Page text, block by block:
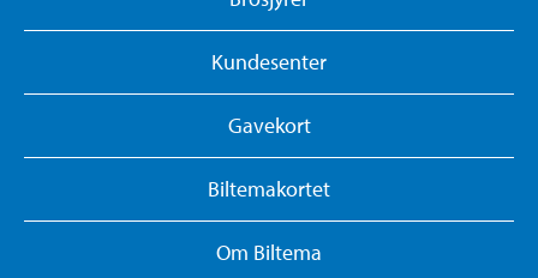
Kundesenter
Gavekort
Biltemakortet
Om Biltema